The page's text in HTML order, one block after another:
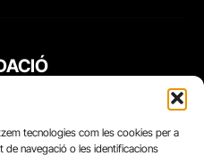
tecnologies com les cookies per a
navegació o les identificacions